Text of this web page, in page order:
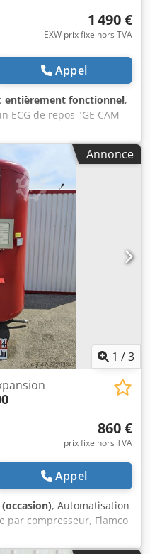
1 490 €
EXW prix fixe hors TVA
Appel
entièrement fonctionnel,
ECG de repos "GE CAM
la vente : 1 x GE CAM
suivantes : ECG de
12 ou 15 dérivations
MUSE et PACS
Compatible
d'un appareil
présenter des traces
Le
testé. Emballage et
venir voir l'appareil
prendre rendez-
à la mer et une
sont possibles sur
vous pouvez bien
Annonce
1 /3
860 €
prix fixe hors TVA
Appel
, Automatisation
par compresseur, Flamco
Fabricant : Flamco
plan de technologies